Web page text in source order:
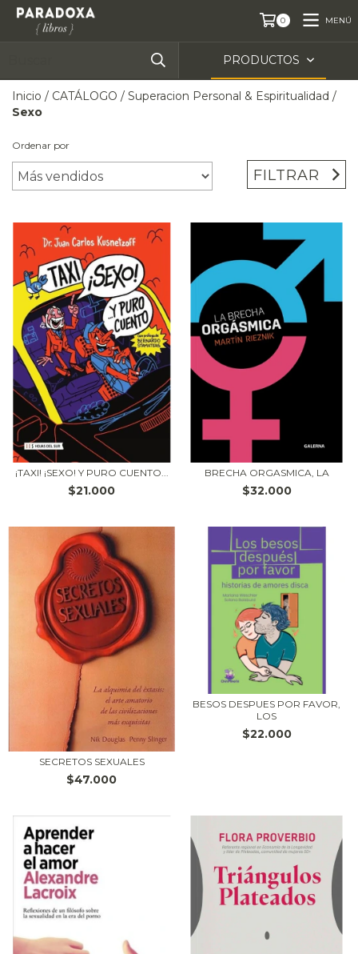
0 MENÚ
PRODUCTOS
Inicio / CATÁLOGO / Superacion Personal & Espiritualidad /
Sexo
Ordenar por
FILTRAR
¡TAXI! ¡SEXO! Y PURO CUENTO...
$21.000
BRECHA ORGASMICA, LA
$32.000
SECRETOS SEXUALES
$47.000
BESOS DESPUES POR FAVOR,
LOS
$22.000